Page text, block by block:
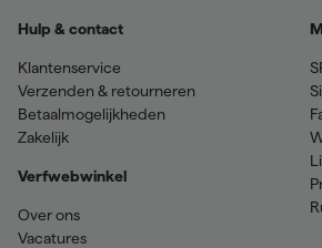
Hulp & contact
Klantenservice
Verzenden & retourneren
Betaalmogelijkheden
Zakelijk
Verfwebwinkel
Over ons
Vacatures